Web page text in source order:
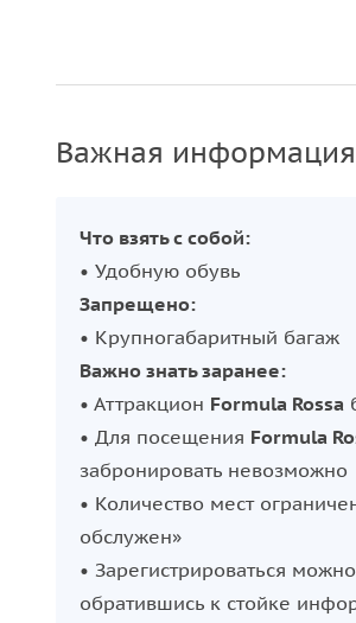
Важная информация
Что взять с собой:
• Удобную обувь
Запрещено:
• Крупногабаритный багаж
Важно знать заранее:
• Аттракцион Formula Rossa
• Для посещения Formula
забронировать невозможно
• Количество мест
обслужен»
• Зарегистрироваться
обратившись к стойке